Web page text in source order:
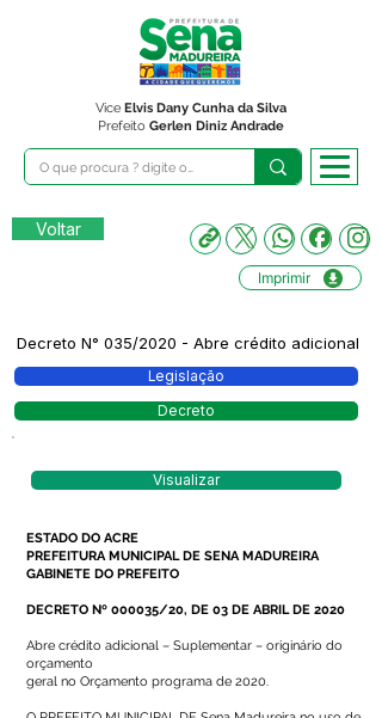
Prefeito Gerlen Diniz Andrade
Vice Elvis Dany Cunha da Silva
Voltar
Imprimir
Decreto N° 035/2020 - Abre crédito adicional
Legislação
Decreto
Visualizar
ESTADO DO ACRE
PREFEITURA MUNICIPAL DE SENA MADUREIRA
GABINETE DO PREFEITO
DECRETO Nº 000035/20, DE 03 DE ABRIL DE 2020
Abre crédito adicional – Suplementar – originário do
orçamento
geral no Orçamento programa de 2020.